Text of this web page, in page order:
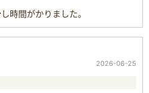
時間がかりました。
2026-06-25